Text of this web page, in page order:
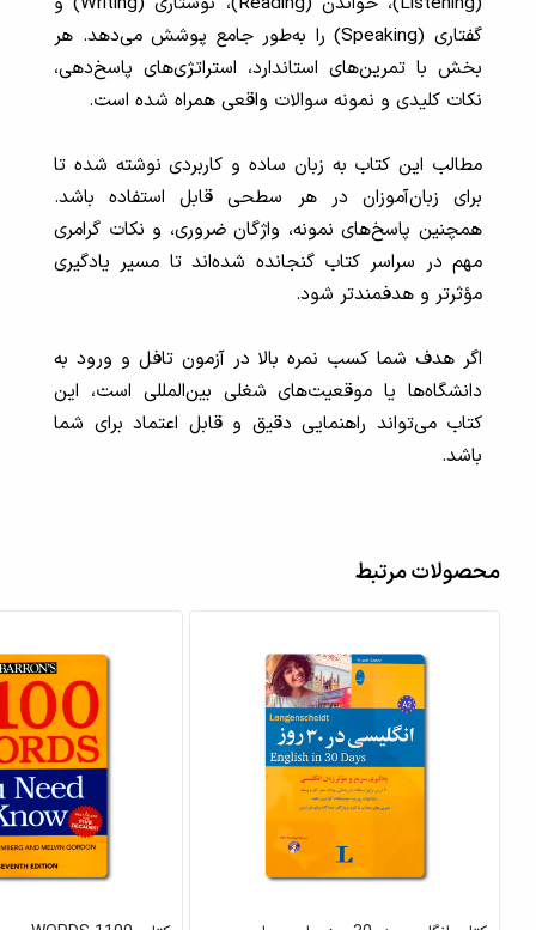
گفتاری (Speaking) را به‌طور جامع پوشش می‌دهد. هر
بخش با تمرین‌های استاندارد، استراتژی‌های پاسخ‌دهی،
نکات کلیدی و نمونه سوالات واقعی همراه شده است.
مطالب این کتاب به زبان ساده و کاربردی نوشته شده تا
برای زبان‌آموزان در هر سطحی قابل استفاده باشد.
همچنین پاسخ‌های نمونه، واژگان ضروری، و نکات گرامری
مهم در سراسر کتاب گنجانده شده‌اند تا مسیر یادگیری
مؤثرتر و هدفمندتر شود.
اگر هدف شما کسب نمره بالا در آزمون تافل و ورود به
دانشگاه‌ها یا موقعیت‌های شغلی بین‌المللی است، این
کتاب می‌تواند راهنمایی دقیق و قابل اعتماد برای شما
باشد.
محصولات مرتبط